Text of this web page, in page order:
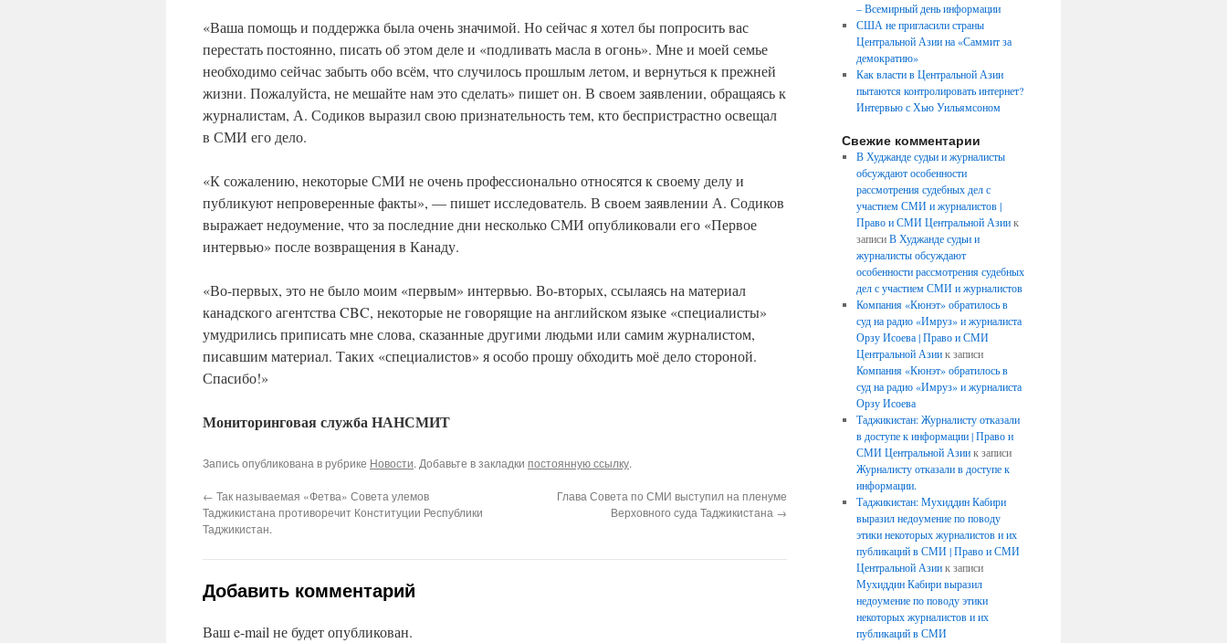
«Ваша помощь и поддержка была очень значимой. Но сейчас я хотел бы попросить вас
перестать постоянно, писать об этом деле и «подливать масла в огонь». Мне и моей семье
необходимо сейчас забыть обо всём, что случилось прошлым летом, и вернуться к прежней
жизни. Пожалуйста, не мешайте нам это сделать» пишет он. В своем заявлении, обращаясь к
журналистам, А. Содиков выразил свою признательность тем, кто беспристрастно освещал
в СМИ его дело.
«К сожалению, некоторые СМИ не очень профессионально относятся к своему делу и
публикуют непроверенные факты», — пишет исследователь. В своем заявлении А. Содиков
выражает недоумение, что за последние дни несколько СМИ опубликовали его «Первое
интервью» после возвращения в Канаду.
«Во-первых, это не было моим «первым» интервью. Во-вторых, ссылаясь на материал
канадского агентства CBC, некоторые не говорящие на английском языке «специалисты»
умудрились приписать мне слова, сказанные другими людьми или самим журналистом,
писавшим материал. Таких «специалистов» я особо прошу обходить моё дело стороной.
Спасибо!»
Мониторинговая служба НАНСМИТ
Запись опубликована в рубрике Новости. Добавьте в закладки постоянную ссылку.
← Так называемая «Фетва» Совета улемов
Таджикистана противоречит Конституции Республики
Таджикистан.
Глава Совета по СМИ выступил на пленуме
Верховного суда Таджикистана →
Добавить комментарий
Ваш e-mail не будет опубликован.
– Всемирный день информации
США не пригласили страны
Центральной Азии на «Саммит за
демократию»
Как власти в Центральной Азии
пытаются контролировать интернет?
Интервью с Хью Уильямсоном
Свежие комментарии
В Худжанде судьи и журналисты
обсуждают особенности
рассмотрения судебных дел с
участием СМИ и журналистов |
Право и СМИ Центральной Азиик
записиВ Худжанде судьи и
журналисты обсуждают
особенности рассмотрения судебных
дел с участием СМИ и журналистов
Компания «Кюнэт» обратилось в
суд на радио «Имруз» и журналиста
Орзу Исоева | Право и СМИ
Центральной Азиик записи
Компания «Кюнэт» обратилось в
суд на радио «Имруз» и журналиста
Орзу Исоева
Таджикистан: Журналисту отказали
в доступе к информации | Право и
СМИ Центральной Азиик записи
Журналисту отказали в доступе к
информации.
Таджикистан: Мухиддин Кабири
выразил недоумение по поводу
этики некоторых журналистов и их
публикаций в СМИ | Право и СМИ
Центральной Азиик записи
Мухиддин Кабири выразил
недоумение по поводу этики
некоторых журналистов и их
публикаций в СМИ